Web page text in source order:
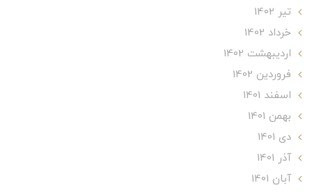
تير 1402
خرداد 1402
ارديبهشت 1402
فروردین 1402
اسفند 1401
بهمن 1401
دی 1401
آذر 1401
آبان 1401